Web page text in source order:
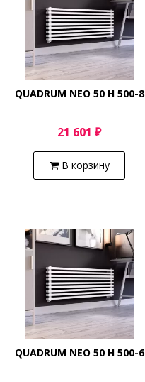
QUADRUM NEO 50 H 500-8
21 601 ₽
В корзину
QUADRUM NEO 50 H 500-6